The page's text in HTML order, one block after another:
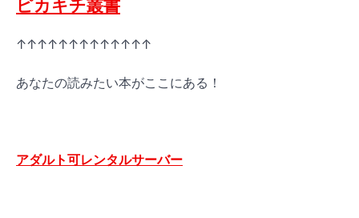
ピカキチ叢書
↑↑↑↑↑↑↑↑↑↑↑↑↑
あなたの読みたい本がここにある！
アダルト可レンタルサーバー